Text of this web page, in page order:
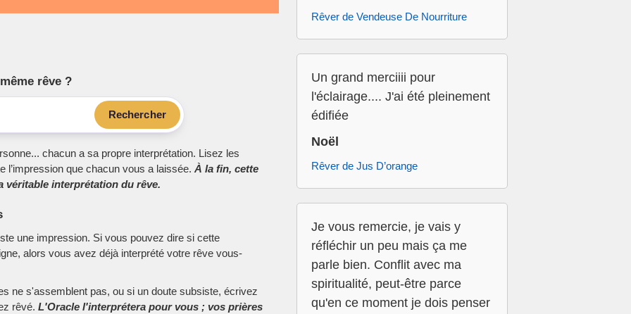
rêve ?
Rechercher
chacun a sa propre interprétation. Lisez les
l’impression que chacun vous a laissée. À la fin, cette
véritable interprétation du rêve.
une impression. Si vous pouvez dire si cette
alors vous avez déjà interprété votre rêve vous-
ne s'assemblent pas, ou si un doute subsiste, écrivez
rêvé. L'Oracle l'interprétera pour vous ; vos prières
Rêver de Vendeuse De Nourriture
Un grand merciiii pour
l'éclairage.... J'ai été pleinement
édifiée
Noël
Rêver de Jus D’orange
Je vous remercie, je vais y
réfléchir un peu mais ça me
parle bien. Conflit avec ma
spiritualité, peut-être parce
qu'en ce moment je dois penser